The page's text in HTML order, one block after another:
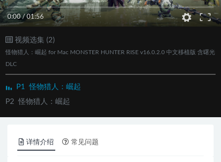
0:00/01:56
视频选集 (2)
怪物猎人：崛起 for Mac MONSTER HUNTER RISE v16.0.2.0 中文移植版 含曙光
DLC
P1 怪物猎人：崛起
P2 怪物猎人：崛起
详情介绍 常见问题